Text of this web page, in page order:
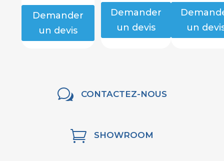
Demander
un devis
Demander
un devis
un
w CONTACTEZ-NOUS
 SHOWROOM